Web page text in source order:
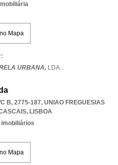
Mapa
URBANA, LDA...
B, 2775-187, UNIAO FREGUESIAS
, LISBOA
Mapa